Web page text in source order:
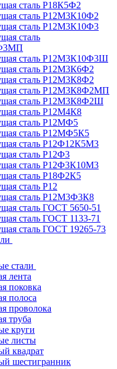
сталь Р18К5Ф2
сталь Р12М3К10Ф2
сталь Р12М3К10Ф3
сталь
сталь Р12М3К10Ф3Ш
сталь Р12М3К6Ф2
сталь Р12М3К8Ф2
сталь Р12М3К8Ф2МП
сталь Р12М3К8Ф2Ш
сталь Р12М4К8
сталь Р12МФ5
сталь Р12МФ5К5
сталь Р12Ф12К5М3
сталь Р12Ф3
сталь Р12Ф3К10М3
сталь Р18Ф2К5
сталь Р12
сталь Р12М3Ф3К8
сталь ГОСТ 5650-51
сталь ГОСТ 1133-71
сталь ГОСТ 19265-73
стали
лента
поковка
полоса
проволока
труба
круги
листы
квадрат
шестигранник